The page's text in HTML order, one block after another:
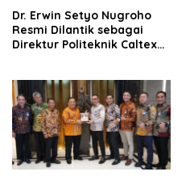
‎Dr. Erwin Setyo Nugroho
Resmi Dilantik sebagai
Direktur Politeknik Caltex